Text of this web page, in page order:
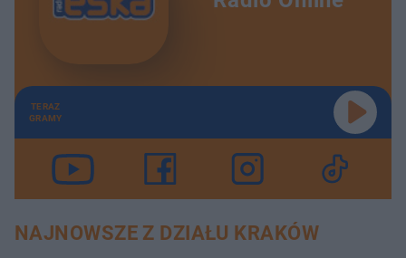
TERAZ
GRAMY
NAJNOWSZE Z DZIAŁU KRAKÓW